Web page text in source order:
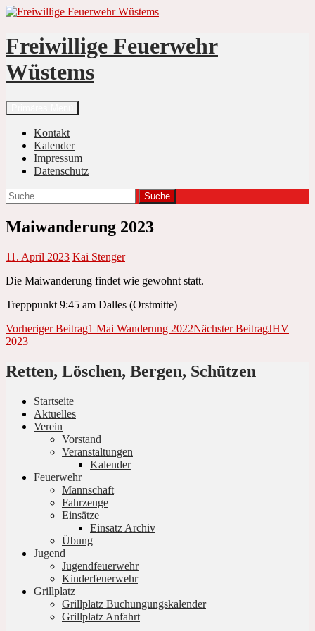
Zum
springen
Freiwillige Feuerwehr
Wüstems
Suchen
Kontakt
Kalender
Impressum
Datenschutz
Suche
nach:
Maiwanderung 2023
11. April 2023 Kai Stenger
Die Maiwanderung findet wie gewohnt statt.
Trepppunkt 9:45 am Dalles (Orstmitte)
Beitrags-
Navigation
Vorheriger Beitrag1 Mai Wanderung 2022Nächster BeitragJHV
2023
Retten, Löschen, Bergen, Schützen
Startseite
Aktuelles
Verein
Vorstand
Veranstaltungen
Kalender
Feuerwehr
Mannschaft
Fahrzeuge
Einsätze
Einsatz Archiv
Übung
Jugend
Jugendfeuerwehr
Kinderfeuerwehr
Grillplatz
Grillplatz Buchungungskalender
Grillplatz Anfahrt